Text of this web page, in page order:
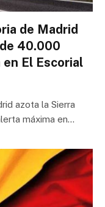
de Madrid
40.000
en El Escorial
azota la Sierra
máxima en…